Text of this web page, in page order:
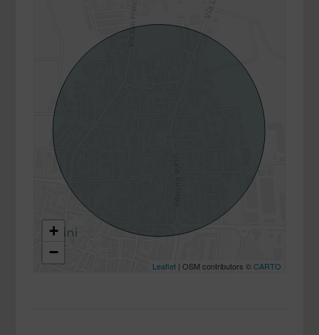
+
−
Leaflet| OSM contributors ©CARTO